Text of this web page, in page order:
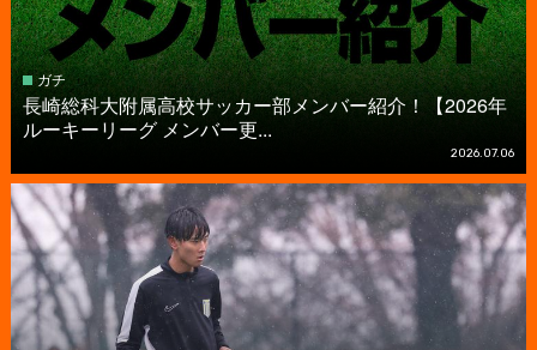
ガチ
長崎総科大附属高校サッカー部メンバー紹介！【2026年
ルーキーリーグ メンバー更...
2026.07.06